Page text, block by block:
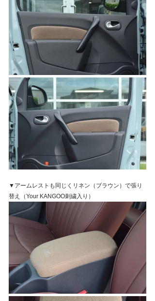
▼アームレストも同じくリネン（ブラウン）で張り
替え（Your KANGOO刺繍入り）